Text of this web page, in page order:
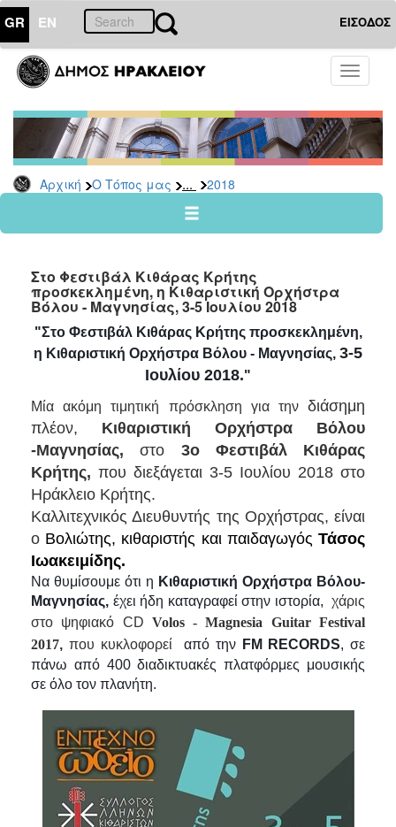
GR EN ΕΙΣΟΔΟΣ
Toggle
Αρχική Ο Τόπος μας ... 2018
ΤΟΠΟΣ
ΜΑΣ
Ανακοινώσεις
Αρχείο
2026
2024
2022
2021
2020
2019
2017
2016
2015
2012
2011
ΔΗΜΟΣ
ΠΟΛΙΤΙΣΜΟΣ
Στο Φεστιβάλ Κιθάρας Κρήτης
προσκεκλημένη, η Κιθαριστική Ορχήστρα
Βόλου - Μαγνησίας, 3-5 Ιουλίου 2018
"Στο Φεστιβάλ Κιθάρας Κρήτης προσκεκλημένη,
η Κιθαριστική Ορχήστρα Βόλου - Μαγνησίας, 3-5
Ιουλίου 2018."
Μία ακόμη τιμητική πρόσκληση για την διάσημη
πλέον, Κιθαριστική Ορχήστρα Βόλου
-Μαγνησίας, στο
3ο Φεστιβάλ Κιθάρας
Κρήτης, που διεξάγεται 3-5 Ιουλίου 2018 στο
Ηράκλειο Κρήτης.
Καλλιτεχνικός Διευθυντής της Ορχήστρας, είναι
ο Βολιώτης, κιθαριστής και παιδαγωγός Τάσος
Ιωακειμίδης.
Να θυμίσουμε ότι η Κιθαριστική Ορχήστρα Βόλου-
Μαγνησίας, έχει ήδη καταγραφεί στην ιστορία,χάρις
στο ψηφιακό CD Volos - Magnesia Guitar Festival
2017, που κυκλοφορεί από την FM RECORDS, σε
πάνω από 400 διαδικτυακές πλατφόρμες μουσικής
σε όλο τον πλανήτη.